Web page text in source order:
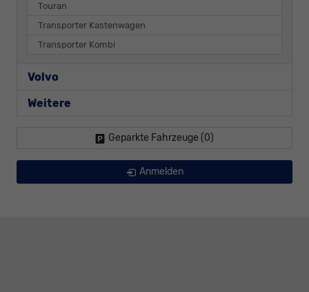
Touran
Transporter Kastenwagen
Transporter Kombi
Volvo
Weitere
Geparkte Fahrzeuge (0)
Anmelden